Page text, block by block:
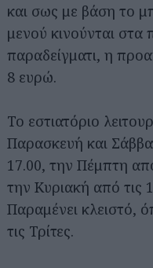
και σως με βάση το
μενού κινούνται στα
παραδείγματι, η
8 ευρώ.
Το εστιατόριο
Παρασκευή και
17.00, την Πέμπτη
την Κυριακή από τις
Παραμένει κλειστό,
τις Τρίτες.